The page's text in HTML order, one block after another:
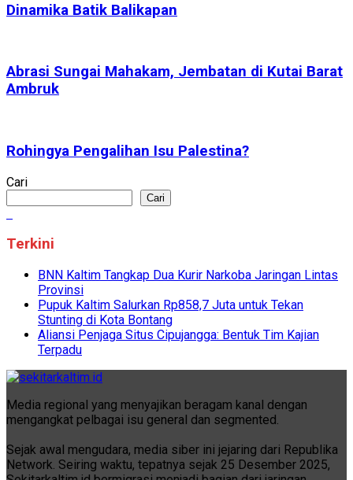
Dinamika Batik Balikapan
Abrasi Sungai Mahakam, Jembatan di Kutai Barat
Ambruk
Rohingya Pengalihan Isu Palestina?
Cari
Cari
Terkini
BNN Kaltim Tangkap Dua Kurir Narkoba Jaringan Lintas
Provinsi
Pupuk Kaltim Salurkan Rp858,7 Juta untuk Tekan
Stunting di Kota Bontang
Aliansi Penjaga Situs Cipujangga: Bentuk Tim Kajian
Terpadu
Media regional yang menyajikan beragam kanal dengan
mengangkat pelbagai isu general dan segmented.
Sejak awal mengudara, media siber ini jejaring dari Republika
Network. Seiring waktu, tepatnya sejak 25 Desember 2025,